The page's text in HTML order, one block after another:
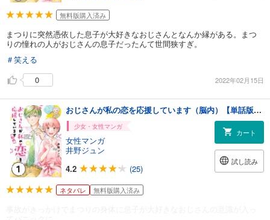
無料版購入済み
まつりに突然憑依した息子が大好きなおじさんとなんか縁がある。まつ
りの憧れの人がおじさんの息子だったんて世間狭すぎ。
＃笑える
0
2022年02月15日
おじさんが私の恋を応援しています（脳内）【単話版】（1）
少女・女性マンガ
女性マンガ
井野ジュン
4.2
(25)
カート
試し読み
ネタバレ 無料版購入済み